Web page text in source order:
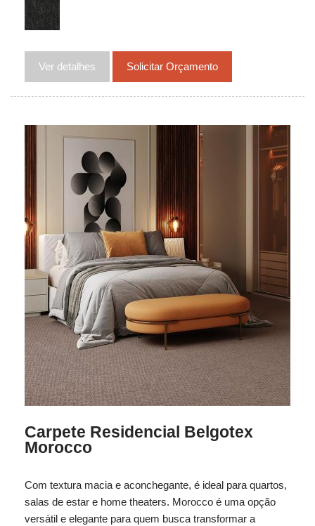
Ver detalhes Solicitar Orçamento
Carpete Residencial Belgotex
Morocco
Com textura macia e aconchegante, é ideal para quartos,
salas de estar e home theaters. Morocco é uma opção
versátil e elegante para quem busca transformar a